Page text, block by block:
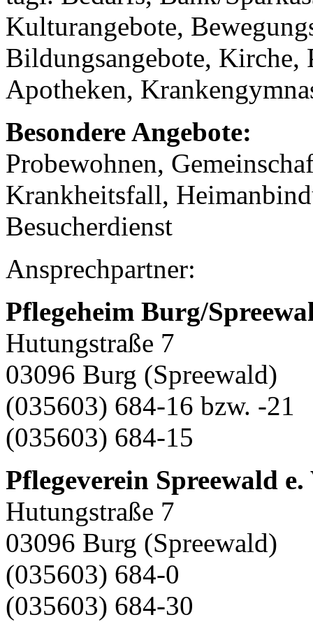
Kulturangebote,
Bildungsangebote, Kirche,
Apotheken,
Besondere Angebote:
Probewohnen,
Krankheitsfall,
Besucherdienst
Ansprechpartner:
Pflegeheim Burg/
Hutungstraße 7
03096 Burg (Spreewald)
(035603) 684-16 bzw. -21
(035603) 684-15
Pflegeverein Spreewald e.
Hutungstraße 7
03096 Burg (Spreewald)
(035603) 684-0
(035603) 684-30